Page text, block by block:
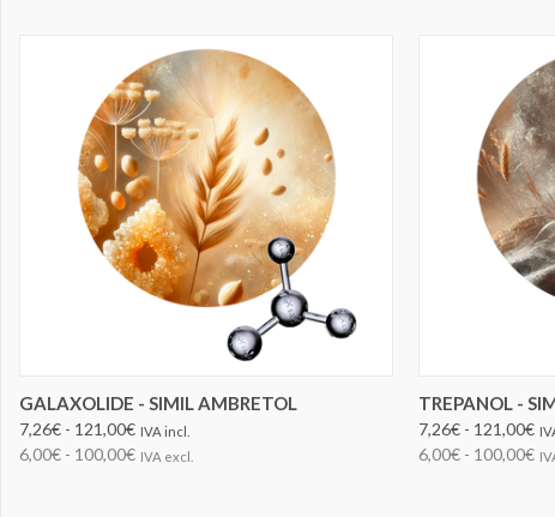
ELEGIR OPCIONES
GALAXOLIDE - SIMIL AMBRETOL
7,26€ - 121,00€ IVA incl.
6,00€ - 100,00€ IVA excl.
TREPANOL -
7,26€ - 121,00€
6,00€ - 100,00€